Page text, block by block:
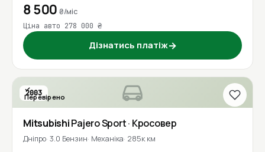
8 500₴/міс
Ціна авто 278 000 ₴
Дізнатись платіж→
2003
Перевірено
MitsubishiPajero Sport· Кросовер
Дніпро 3.0 Бензин Механіка 285к км